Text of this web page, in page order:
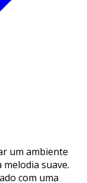
um ambiente
suave.
com uma